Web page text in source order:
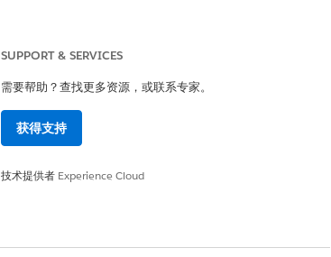
SUPPORT & SERVICES
需要帮助？查找更多资源，或联系专家。
获得支持
技术提供者 Experience Cloud